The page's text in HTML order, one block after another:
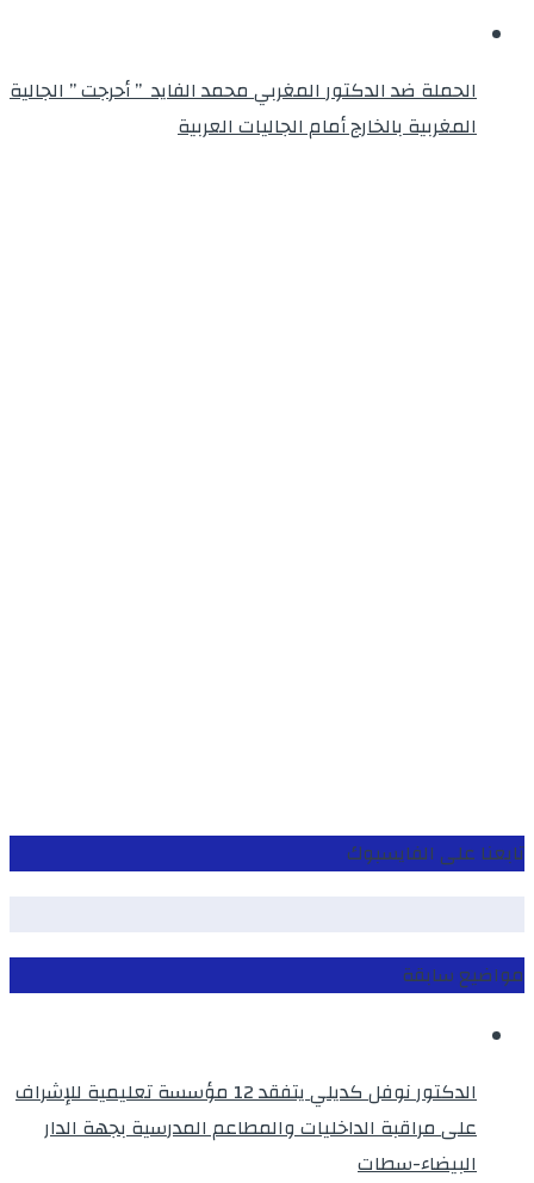
الحملة ضد الدكتور المغربي محمد الفايد ” أحرجت ” الجالية
المغربية بالخارج أمام الجاليات العربية
تابعنا على الفايسبوك
مواضيع سابقة
الدكتور نوفل كديلي يتفقد 12 مؤسسة تعليمية للإشراف
على مراقبة الداخليات والمطاعم المدرسية بجهة الدار
البيضاء-سطات